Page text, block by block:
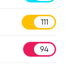
111
94